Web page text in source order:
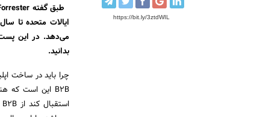
https://bit.ly/3ztdWIL
می‌دهد. در این پست
بدانید.